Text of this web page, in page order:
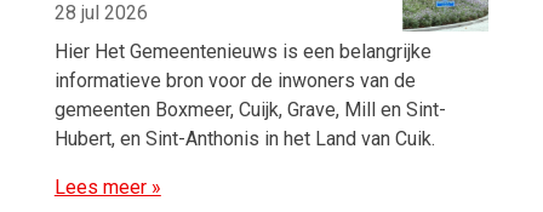
28 jul 2026
Hier Het Gemeentenieuws is een belangrijke
informatieve bron voor de inwoners van de
gemeenten Boxmeer, Cuijk, Grave, Mill en Sint-
Hubert, en Sint-Anthonis in het Land van Cuik.
Lees meer »